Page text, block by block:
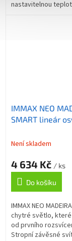
nastavitelnou
IMMAX NEO
SMART lineár
TUYA
Není skladem
4 634 Kč / ks
Do košíku
IMMAX NEO
chytré světlo,
od prvního
Stropní závěsné